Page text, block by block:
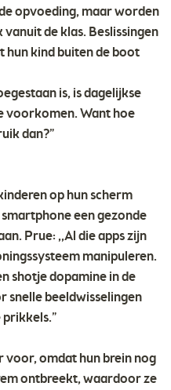
opvoeding, maar worden
de klas. Beslissingen
hun kind buiten de boot
is, is dagelijkse
voorkomen. Want hoe
dan?”
op hun scherm
een gezonde
Prue: ,,Al die apps zijn
manipuleren.
shotje dopamine in de
snelle beeldwisselingen
voor, omdat hun brein nog
ontbreekt, waardoor ze